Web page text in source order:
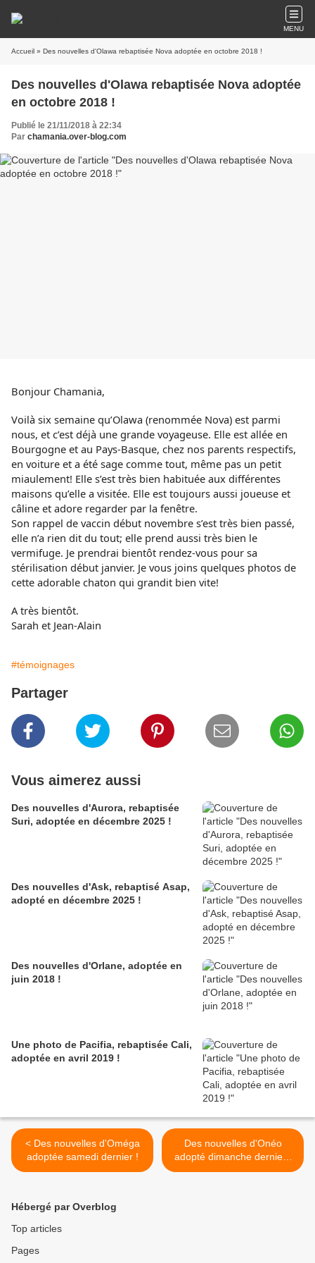
MENU
Accueil » Des nouvelles d'Olawa rebaptisée Nova adoptée en octobre 2018 !
Des nouvelles d'Olawa rebaptisée Nova adoptée
en octobre 2018 !
Publié le 21/11/2018 à 22:34
Par chamania.over-blog.com
Bonjour Chamania,
Voilà six semaine qu’Olawa (renommée Nova) est parmi
nous, et c’est déjà une grande voyageuse. Elle est allée en
Bourgogne et au Pays-Basque, chez nos parents respectifs,
en voiture et a été sage comme tout, même pas un petit
miaulement! Elle s’est très bien habituée aux différentes
maisons qu’elle a visitée. Elle est toujours aussi joueuse et
câline et adore regarder par la fenêtre.
Son rappel de vaccin début novembre s’est très bien passé,
elle n’a rien dit du tout; elle prend aussi très bien le
vermifuge. Je prendrai bientôt rendez-vous pour sa
stérilisation début janvier. Je vous joins quelques photos de
cette adorable chaton qui grandit bien vite!
A très bientôt.
Sarah et Jean-Alain
#témoignages
Partager
Vous aimerez aussi
Des nouvelles d'Aurora, rebaptisée
Suri, adoptée en décembre 2025 !
Des nouvelles d'Ask, rebaptisé Asap,
adopté en décembre 2025 !
Des nouvelles d'Orlane, adoptée en
juin 2018 !
Une photo de Pacifia, rebaptisée Cali,
adoptée en avril 2019 !
< Des nouvelles d'Oméga
adoptée samedi dernier !
Des nouvelles d'Onéo
adopté dimanche dernier !
>
Hébergé par Overblog
Top articles
Pages